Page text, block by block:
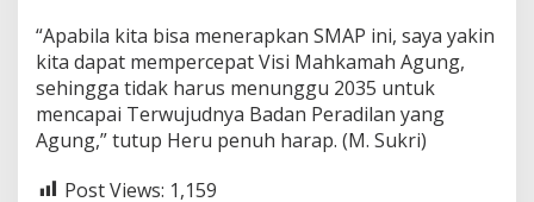
“Apabila kita bisa menerapkan SMAP ini, saya yakin
kita dapat mempercepat Visi Mahkamah Agung,
sehingga tidak harus menunggu 2035 untuk
mencapai Terwujudnya Badan Peradilan yang
Agung,” tutup Heru penuh harap. (M. Sukri)
Post Views: 1,159